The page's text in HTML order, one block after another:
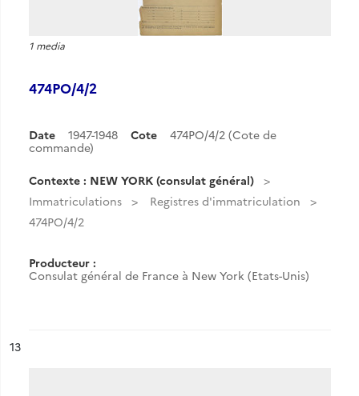
1 media
474PO/4/2
Date 1947-1948 Cote
474PO/4/2 (Cote de
commande)
Contexte : NEW YORK (consulat général)
Immatriculations
Registres d'immatriculation
474PO/4/2
Producteur :
Consulat général de France à New York (Etats-Unis)
n°
13